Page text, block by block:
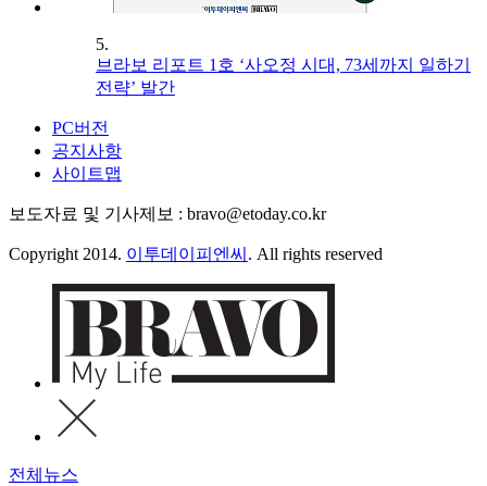
5.
브라보 리포트 1호 ‘사오정 시대, 73세까지 일하기
전략’ 발간
PC버전
공지사항
사이트맵
보도자료 및 기사제보 : bravo@etoday.co.kr
Copyright 2014. 이투데이피엔씨 . All rights reserved
전체뉴스